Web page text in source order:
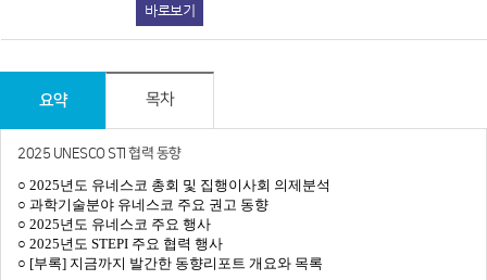
에 동의합니다.
교육자료 출판활용 기타
바로보기
요약 목차
2025 UNESCO STI 협력 동향
○ 2025년도 유네스코 총회 및 집행이사회 의제분석
○ 과학기술분야 유네스코 주요 권고 동향
○ 2025년도 유네스코 주요 행사
○ 2025년도 STEPI 주요 협력 행사
○ [부록] 지금까지 발간한 동향리포트 개요와 목록